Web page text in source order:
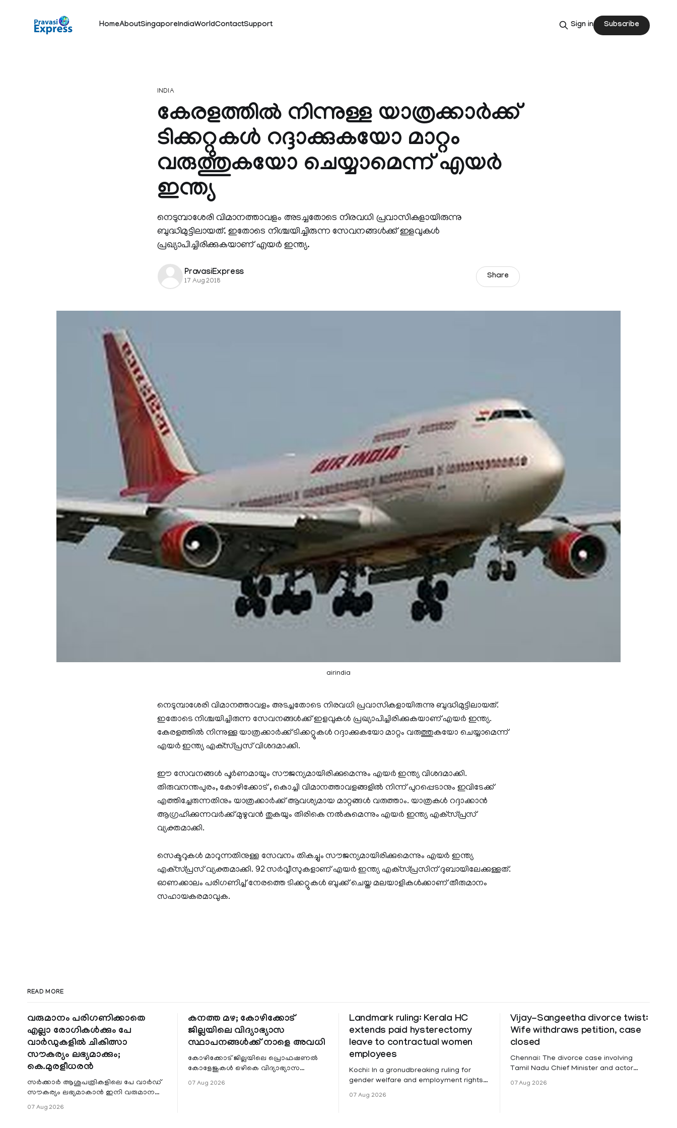
HomeAboutSingaporeIndiaWorldContactSupport Sign in Subscribe
INDIA
കേരളത്തില്‍ നിന്നുള്ള യാത്രക്കാര്‍ക്ക്
ടിക്കറ്റുകള്‍ റദ്ദാക്കുകയോ മാറ്റം
വരുത്തുകയോ ചെയ്യാമെന്ന് എയര്‍
ഇന്ത്യ
നെടുമ്പാശേരി വിമാനത്താവളം അടച്ചതോടെ നിരവധി പ്രവാസികളായിരുന്നു
ബുദ്ധിമുട്ടിലായത്. ഇതോടെ നിശ്ചയിച്ചിരുന്ന സേവനങ്ങള്‍ക്ക് ഇളവുകള്‍
പ്രഖ്യാപിച്ചിരിക്കുകയാണ് എയര്‍ ഇന്ത്യ.
PravasiExpress
17 Aug 2018
Share
airindia
നെടുമ്പാശേരി വിമാനത്താവളം അടച്ചതോടെ നിരവധി പ്രവാസികളായിരുന്നു ബുദ്ധിമുട്ടിലായത്.
ഇതോടെ നിശ്ചയിച്ചിരുന്ന സേവനങ്ങള്‍ക്ക് ഇളവുകള്‍ പ്രഖ്യാപിച്ചിരിക്കുകയാണ് എയര്‍ ഇന്ത്യ.
കേരളത്തില്‍ നിന്നുള്ള യാത്രക്കാര്‍ക്ക് ടിക്കറ്റുകള്‍ റദ്ദാക്കുകയോ മാറ്റം വരുത്തുകയോ ചെയ്യാമെന്ന്
എയര്‍ ഇന്ത്യ എക്‌സ്പ്രസ് വിശദമാക്കി.
ഈ സേവനങ്ങള്‍ പൂര്‍ണമായും സൗജന്യമായിരിക്കുമെന്നും എയര്‍ ഇന്ത്യ വിശദമാക്കി.
തിരുവനന്തപുരം, കോഴിക്കോട് , കൊച്ചി വിമാനത്താവളങ്ങളില്‍ നിന്ന് പുറപ്പെടാനും ഇവിടേക്ക്
എത്തിച്ചേരുന്നതിനും യാത്രക്കാര്‍ക്ക് ആവശ്യമായ മാറ്റങ്ങള്‍ വരുത്താം. യാത്രകള്‍ റദ്ദാക്കാന്‍
ആഗ്രഹിക്കുന്നവര്‍ക്ക് മുഴുവന്‍ തുകയും തിരികെ നല്‍കുമെന്നും എയര്‍ ഇന്ത്യ എക്‌സ്പ്രസ്
വ്യക്തമാക്കി.
സെക്ടറുകള്‍ മാറുന്നതിനുള്ള സേവനം തികച്ചും സൗജന്യമായിരിക്കുമെന്നും എയര്‍ ഇന്ത്യ
എക്‌സ്പ്രസ് വ്യക്തമാക്കി. 92 സര്‍വ്വീസുകളാണ് എയര്‍ ഇന്ത്യ എക്‌സ്പ്രസിന് ദുബായിലേക്കുള്ളത്.
ഓണക്കാലം പരിഗണിച്ച് നേരത്തെ ടിക്കറ്റുകള്‍ ബുക്ക് ചെയ്ത മലയാളികള്‍ക്കാണ് തീരുമാനം
സഹായകരമാവുക.
READ MORE
വരുമാനം പരിഗണിക്കാതെ
എല്ലാ രോഗികൾക്കും പേ
വാർഡുകളിൽ ചികിത്സാ
സൗകര്യം ലഭ്യമാക്കും;
കെ.മുരളീധരൻ
സർക്കാർ ആശുപത്രികളിലെ പേ വാർഡ്
സൗകര്യം ലഭ്യമാകാൻ ഇനി വരുമാന
വരുമാനം പരിഗണിക്കാതെ എല്ലാ
07 Aug 2026
കനത്ത മഴ; കോഴിക്കോട്
ജില്ലയിലെ വിദ്യാഭ്യാസ
സ്ഥാപനങ്ങൾക്ക് നാളെ അവധി
കോഴിക്കോട് ജില്ലയിലെ പ്രൊഫഷണൽ
കോളേജുകൾ ഒഴികെ വിദ്യാഭ്യാസ
ജില്ലയിലെ മലയോര- തീരദേശ
07 Aug 2026
Landmark ruling: Kerala HC
extends paid hysterectomy
leave to contractual women
employees
Kochi: In a gronudbreaking ruling for
gender welfare and employment rights,
female contractual staff employed in
07 Aug 2026
Vijay-Sangeetha divorce twist:
Wife withdraws petition, case
closed
Chennai: The divorce case involving
Tamil Nadu Chief Minister and actor
Sowrnalingam has taken a new turn
07 Aug 2026